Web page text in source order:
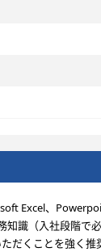
Excel、
知識（入社段階で
だくことを強く推